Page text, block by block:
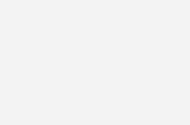
jede Mängelbeseitigung bereits „vom
werden. Hierbei sind nach der
die zweijährige Verjährungsfrist ab
Wartungen,
an bestehenden
Verjährungsfrist ab Abnahme (bei
von Gesamtanlagen) immer strikt zu